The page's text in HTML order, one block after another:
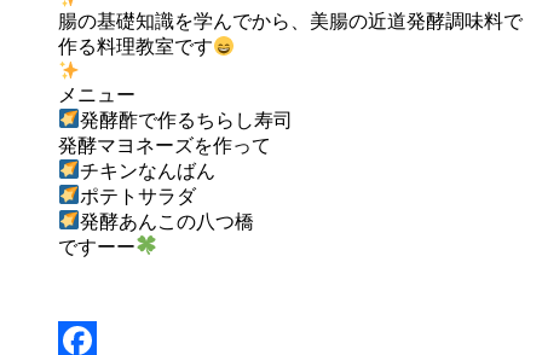
腸の基礎知識を学んでから、美腸の近道発酵調味料で
作る料理教室です
メニュー
発酵酢で作るちらし寿司
発酵マヨネーズを作って
チキンなんばん
ポテトサラダ
発酵あんこの八つ橋
ですーー